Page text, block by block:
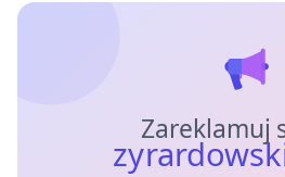
Zareklamuj